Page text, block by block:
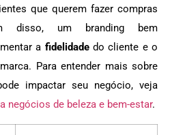
que querem fazer compras
disso, um branding bem
a fidelidadedo cliente e o
Para entender mais sobre
impactar seu negócio, veja
negócios de beleza e bem-estar.